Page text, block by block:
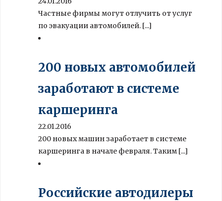
Частные фирмы могут отлучить от услуг
по эвакуации автомобилей. [...]
200 новых автомобилей
заработают в системе
каршеринга
22.01.2016
200 новых машин заработает в системе
каршеринга в начале февраля. Таким [...]
Российские автодилеры